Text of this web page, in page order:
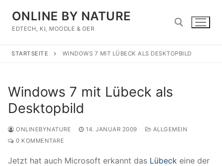
Inhalt
springen
ONLINE BY NATURE
EDTECH, KI, MOODLE & OER
STARTSEITE WINDOWS 7 MIT LÜBECK ALS DESKTOPBILD
Windows 7 mit Lübeck als
Desktopbild
ONLINEBYNATURE 14. JANUAR 2009
ALLGEMEIN
0 KOMMENTARE
Jetzt hat auch Microsoft erkannt das Lübeck eine der